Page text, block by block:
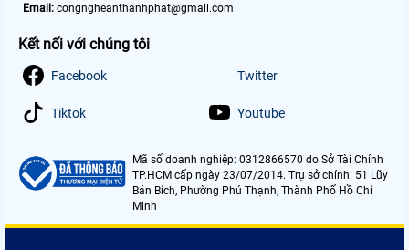
Email: congngheanthanhphat@gmail.com
Kết nối với chúng tôi
Facebook Twitter
Tiktok Youtube
Mã số doanh nghiệp: 0312866570 do Sở Tài Chính
TP.HCM cấp ngày 23/07/2014. Trụ sở chính: 51 Lũy
Bán Bích, Phường Phú Thạnh, Thành Phố Hồ Chí
Minh